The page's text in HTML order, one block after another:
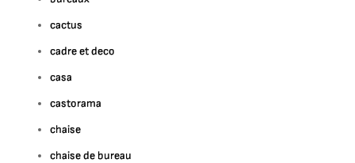
cactus
cadre et deco
casa
castorama
chaise
chaise de bureau